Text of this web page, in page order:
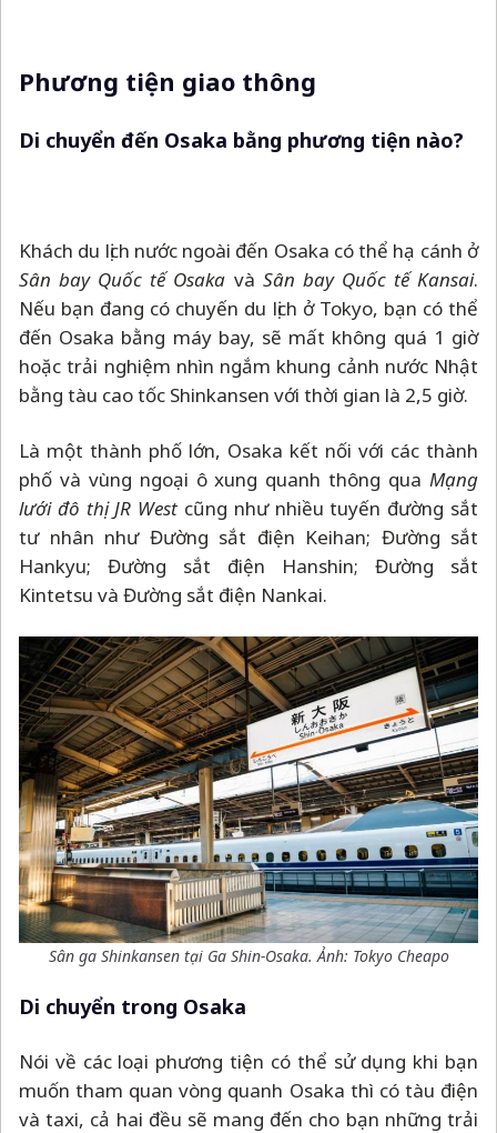
Phương tiện giao thông
Di chuyển đến Osaka bằng phương tiện nào?
Khách du lịch nước ngoài đến Osaka có thể hạ cánh ở
Sân bay Quốc tế Osaka và Sân bay Quốc tế Kansai.
Nếu bạn đang có chuyến du lịch ở Tokyo, bạn có thể
đến Osaka bằng máy bay, sẽ mất không quá 1 giờ
hoặc trải nghiệm nhìn ngắm khung cảnh nước Nhật
bằng tàu cao tốc Shinkansen với thời gian là 2,5 giờ.
Là một thành phố lớn, Osaka kết nối với các thành
phố và vùng ngoại ô xung quanh thông qua Mạng
lưới đô thị JR West cũng như nhiều tuyến đường sắt
tư nhân như Đường sắt điện Keihan; Đường sắt
Hankyu; Đường sắt điện Hanshin; Đường sắt
Kintetsu và Đường sắt điện Nankai.
Sân ga Shinkansen tại Ga Shin-Osaka. Ảnh: Tokyo Cheapo
Di chuyển trong Osaka
Nói về các loại phương tiện có thể sử dụng khi bạn
muốn tham quan vòng quanh Osaka thì có tàu điện
và taxi, cả hai đều sẽ mang đến cho bạn những trải